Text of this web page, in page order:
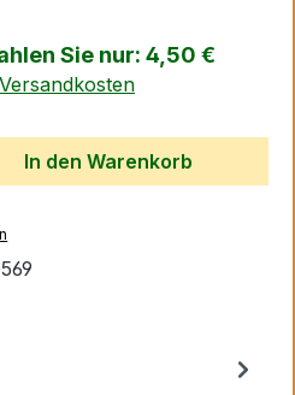
Sie nur: 4,50 €
den
In den Warenkorb